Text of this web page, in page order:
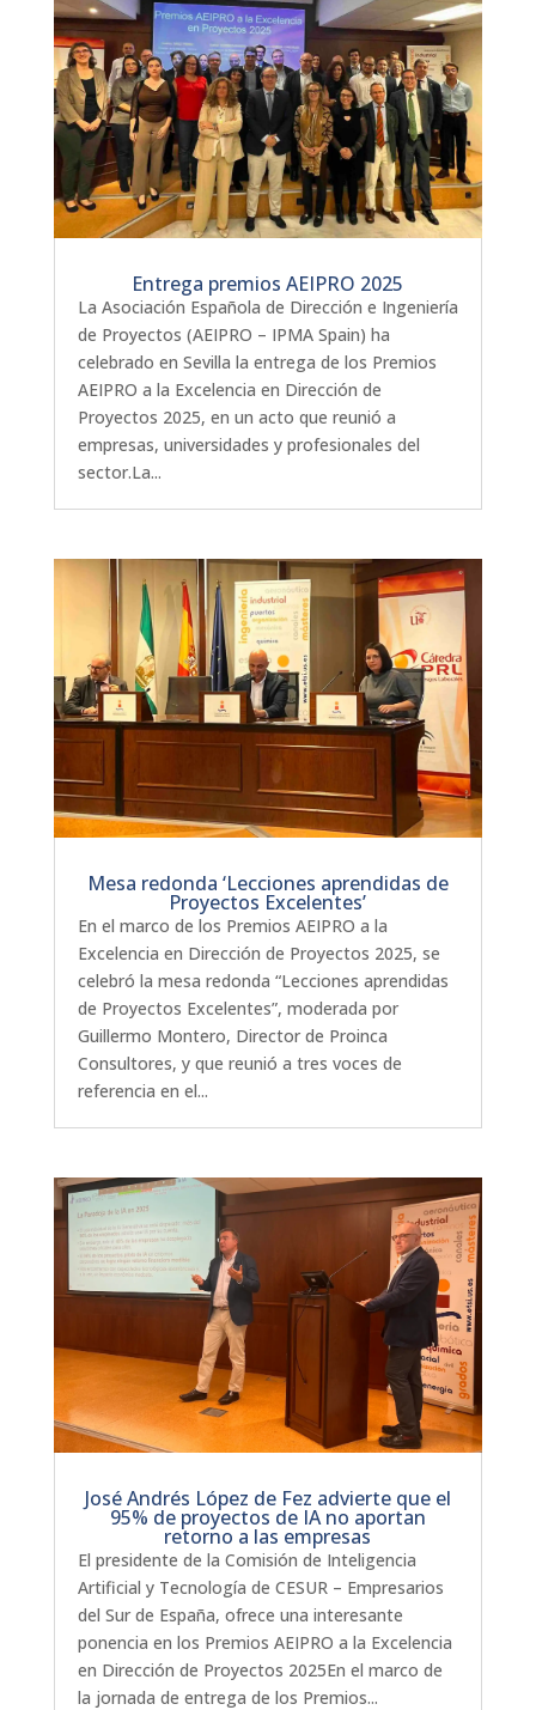
Entrega premios AEIPRO 2025
La Asociación Española de Dirección e Ingeniería
de Proyectos (AEIPRO – IPMA Spain) ha
celebrado en Sevilla la entrega de los Premios
AEIPRO a la Excelencia en Dirección de
Proyectos 2025, en un acto que reunió a
empresas, universidades y profesionales del
sector.La...
Mesa redonda ‘Lecciones aprendidas de
Proyectos Excelentes’
En el marco de los Premios AEIPRO a la
Excelencia en Dirección de Proyectos 2025, se
celebró la mesa redonda “Lecciones aprendidas
de Proyectos Excelentes”, moderada por
Guillermo Montero, Director de Proinca
Consultores, y que reunió a tres voces de
referencia en el...
José Andrés López de Fez advierte que el
95% de proyectos de IA no aportan
retorno a las empresas
El presidente de la Comisión de Inteligencia
Artificial y Tecnología de CESUR – Empresarios
del Sur de España, ofrece una interesante
ponencia en los Premios AEIPRO a la Excelencia
en Dirección de Proyectos 2025En el marco de
la jornada de entrega de los Premios...